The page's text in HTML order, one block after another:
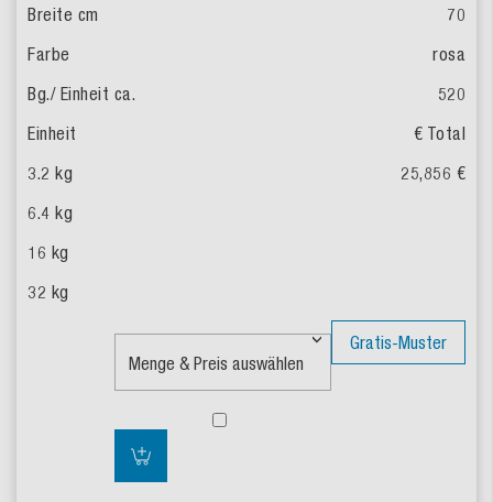
70
rosa
520
€ Total
25,856 €
Gratis-Muster